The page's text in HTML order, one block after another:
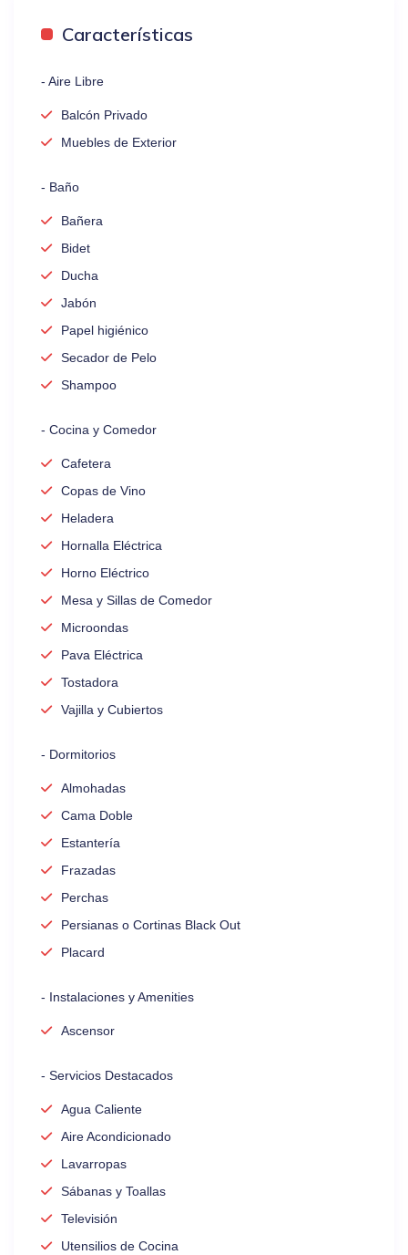
Características
- Aire Libre
Balcón Privado
Muebles de Exterior
- Baño
Bañera
Bidet
Ducha
Jabón
Papel higiénico
Secador de Pelo
Shampoo
- Cocina y Comedor
Cafetera
Copas de Vino
Heladera
Hornalla Eléctrica
Horno Eléctrico
Mesa y Sillas de Comedor
Microondas
Pava Eléctrica
Tostadora
Vajilla y Cubiertos
- Dormitorios
Almohadas
Cama Doble
Estantería
Frazadas
Perchas
Persianas o Cortinas Black Out
Placard
- Instalaciones y Amenities
Ascensor
- Servicios Destacados
Agua Caliente
Aire Acondicionado
Lavarropas
Sábanas y Toallas
Televisión
Utensilios de Cocina